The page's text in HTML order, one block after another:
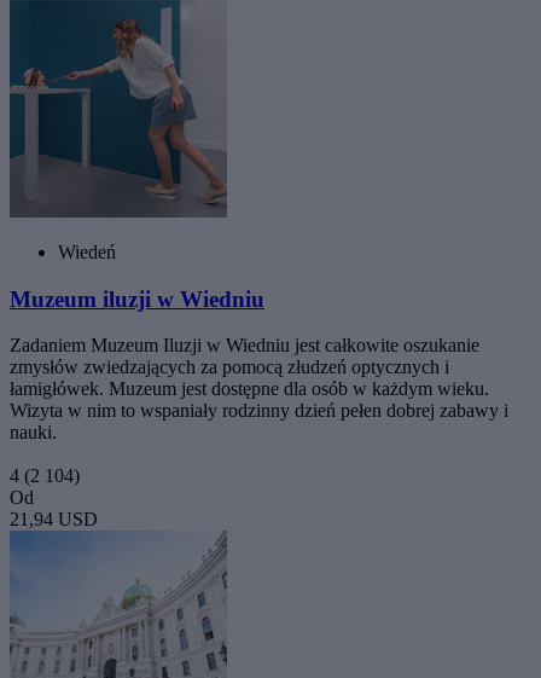
Wiedeń
Muzeum iluzji w Wiedniu
Zadaniem Muzeum Iluzji w Wiedniu jest całkowite oszukanie
zmysłów zwiedzających za pomocą złudzeń optycznych i
łamigłówek. Muzeum jest dostępne dla osób w każdym wieku.
Wizyta w nim to wspaniały rodzinny dzień pełen dobrej zabawy i
nauki.
4 (2 104)
Od
21,94 USD